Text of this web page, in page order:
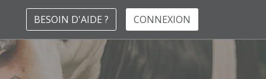
BESOIN D'AIDE ? CONNEXION